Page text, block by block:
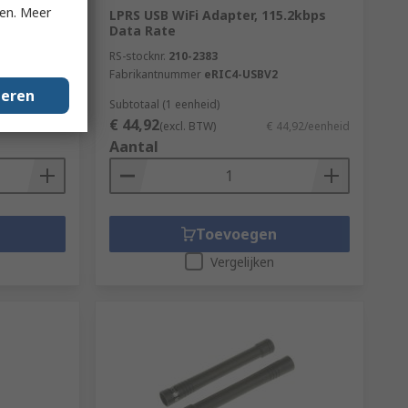
LPRS USB WiFi Adapter, 115.2kbps
Data Rate
RS-stocknr. 210-2383
Fabrikantnummer eRIC4-USBV2
Subtotaal (1 eenheid)
€ 44,92(excl. BTW) € 44,92/eenheid
Aantal
Toevoegen
Vergelijken
Meer